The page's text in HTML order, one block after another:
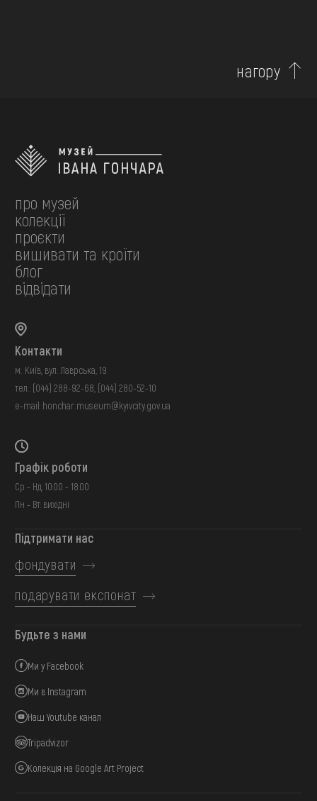
нагору
про музей
колекції
проєкти
вишивати та кроїти
блог
відвідати
Контакти
м. Київ, вул. Лаврська, 19
тел.: (044) 288-92-68 (044) 280-52-10
e-mail: honchar.museum@kyivcity.gov.ua
Графік роботи
Ср - Нд: 10:00 - 18:00
Пн - Вт: вихідні
Підтримати нас
фондувати
подарувати експонат
Будьте з нами
Ми у Facebook
Ми в Instagram
Наш Youtube канал
Tripadvizor
Колекція на Google Art Project